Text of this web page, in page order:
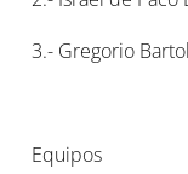
3.- Gregorio
Equipos